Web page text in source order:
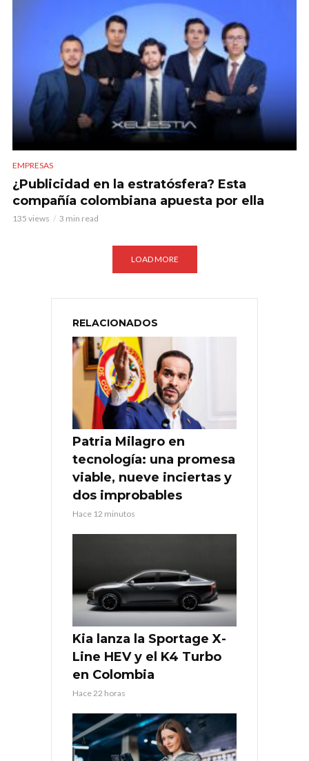
EMPRESAS
¿Publicidad en la estratósfera? Esta
compañía colombiana apuesta por ella
135 views 3 min read
LOAD MORE
RELACIONADOS
Patria Milagro en
tecnología: una promesa
viable, nueve inciertas y
dos improbables
Hace 12 minutos
Kia lanza la Sportage X-
Line HEV y el K4 Turbo
en Colombia
Hace 22 horas